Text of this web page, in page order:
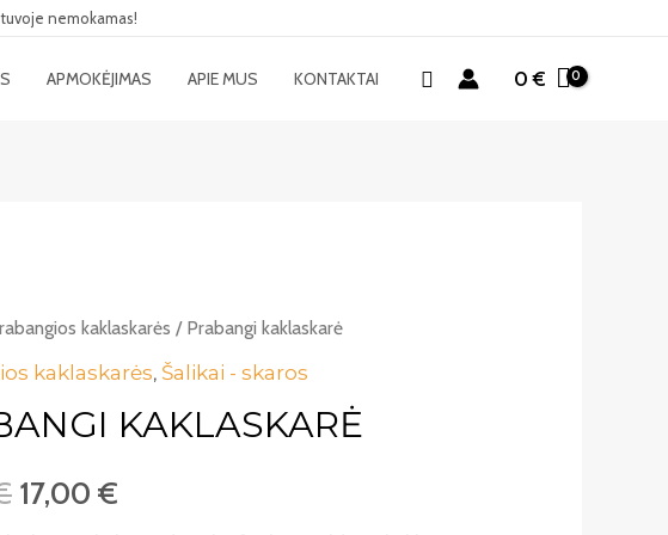
nemokamas!
APMOKĖJIMAS APIE MUS KONTAKTAI Paieška 0 €
kaklaskarės / Prabangi kaklaskarė
kaklaskarės, Šalikai - skaros
KAKLASKARĖ
17,00 €